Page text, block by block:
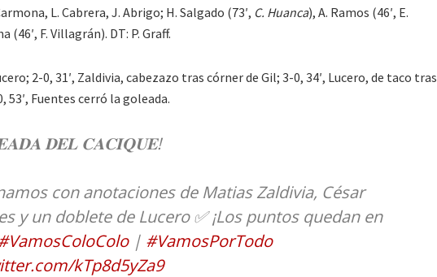
L. Cabrera, J. Abrigo; H. Salgado (73′, C. Huanca), A. Ramos (46′, E.
(46′, F. Villagrán). DT: P. Graff.
2-0, 31′, Zaldivia, cabezazo tras córner de Gil; 3-0, 34′, Lucero, de taco tras
53′, Fuentes cerró la goleada.
𝐃𝐄𝐋 𝐂𝐀𝐂𝐈𝐐𝐔𝐄!
con anotaciones de Matias Zaldivia, César
y un doblete de Lucero ✅ ¡Los puntos quedan en
| #VamosPorTodo
kTp8d5yZa9